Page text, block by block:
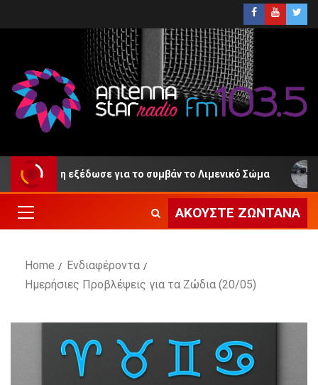
εξέδωσε για το συμβάν το Λιμενικό Σώμα
ΑΚΟΎΣΤΕ ΖΩΝΤΑΝΆ
Home
Ενδιαφέροντα
Ημερήσιες Προβλέψεις για τα Ζώδια (20/05)